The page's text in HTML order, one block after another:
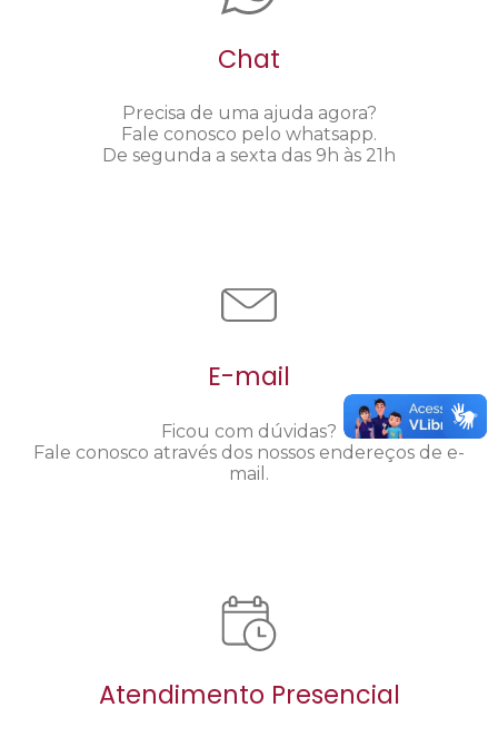
Chat
Precisa de uma ajuda agora?
Fale conosco pelo whatsapp.
De segunda a sexta das 9h às 21h
E-mail
Ficou com dúvidas?
Fale conosco através dos nossos endereços de e-
mail.
Atendimento Presencial